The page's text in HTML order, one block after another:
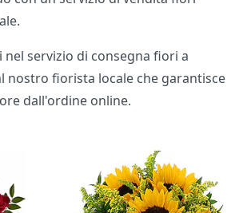
nel servizio di consegna fiori a
nostro fiorista locale che garantisce
dall'ordine online.